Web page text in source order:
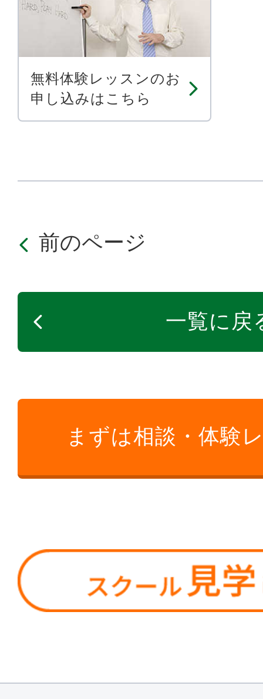
無料体験レッスンのお
申し込みはこちら
前のページ
一覧に戻
まずは相談・体験